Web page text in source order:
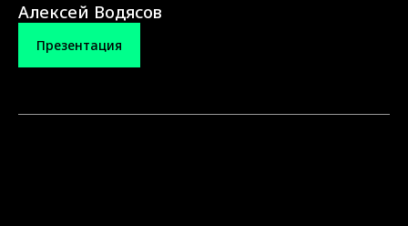
Алексей Водясов
Презентация